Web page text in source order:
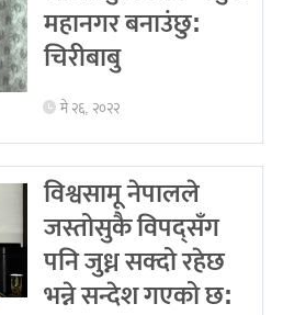
महानगर बनाउंछु:
चिरीबाबु
मे २६, २०२२
विश्वसामू नेपालले
जस्तोसुकै विपद्सँग
पनि जुध्न सक्दो रहेछ
भन्ने सन्देश गएको छ: